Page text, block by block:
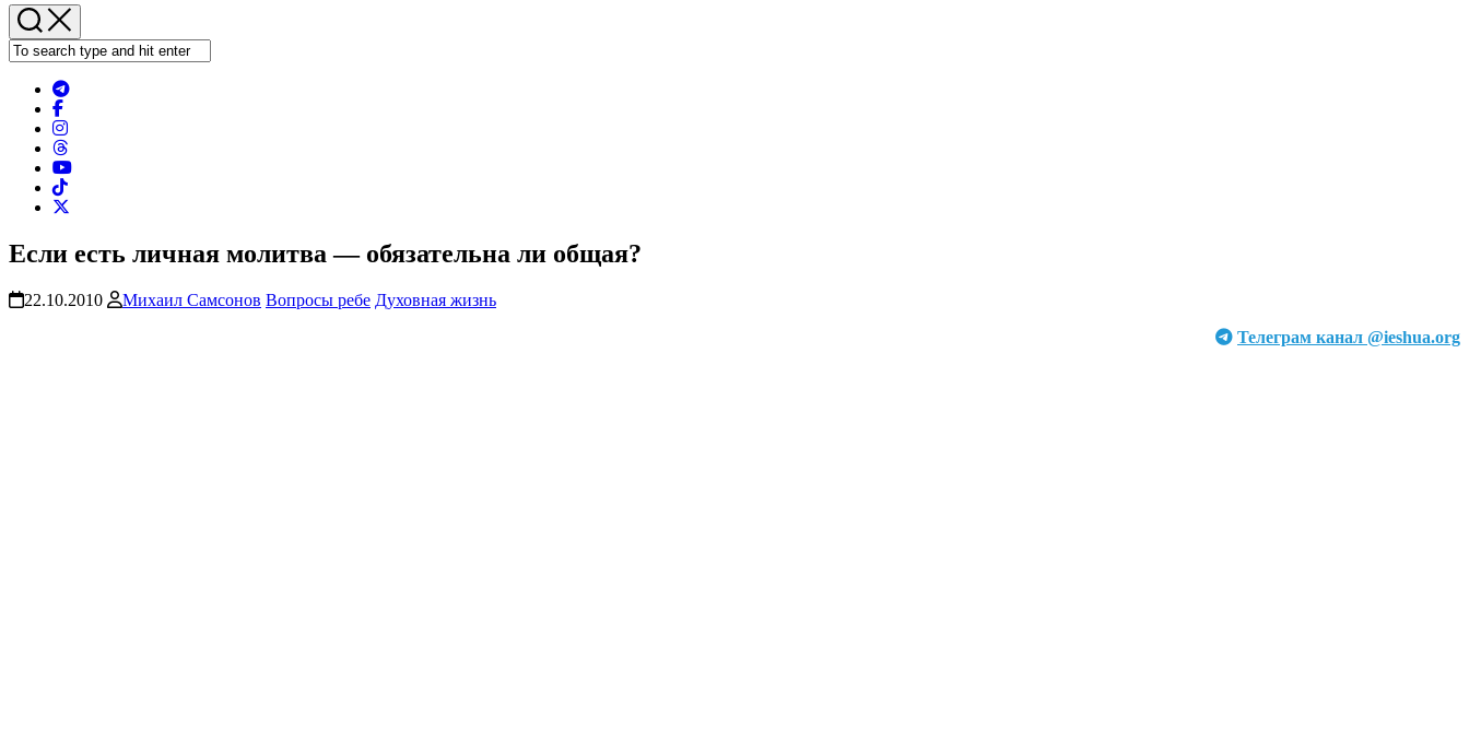
Если есть личная молитва — обязательна ли общая?
22.10.2010 Михаил Самсонов Вопросы ребе Духовная жизнь
Телеграм канал @ieshua.org